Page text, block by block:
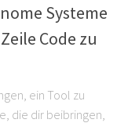
Systeme
Code zu
ein Tool zu
die dir beibringen,